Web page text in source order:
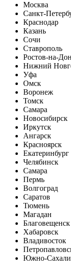
Москва
Санкт-
Краснодар
Казань
Сочи
Ставрополь
Ростов-на-
Нижний
Уфа
Омск
Воронеж
Томск
Самара
Новосибирск
Иркутск
Ангарск
Красноярск
Екатеринбург
Челябинск
Самара
Пермь
Волгоград
Саратов
Тюмень
Магадан
Благовещенск
Хабаровск
Владивосток
Южно-